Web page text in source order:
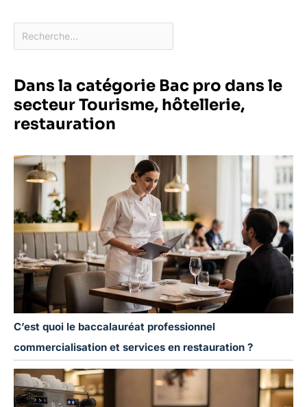
Dans la catégorie Bac pro dans le
secteur Tourisme, hôtellerie,
restauration
C’est quoi le baccalauréat professionnel
commercialisation et services en restauration ?